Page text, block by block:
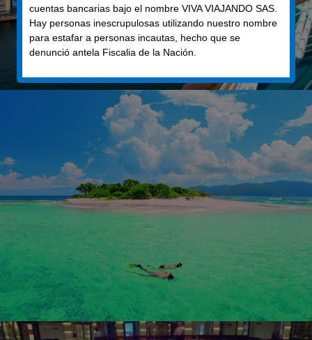
cuentas bancarias bajo el nombre VIVA VIAJANDO SAS.
Hay personas inescrupulosas utilizando nuestro nombre
para estafar a personas incautas, hecho que se
denunció antela Fiscalia de la Nación.